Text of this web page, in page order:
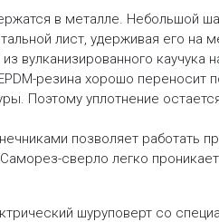
в металле. Небольшой
лист, удерживая его на
вулканизированного каучука
резина хорошо переносит
Поэтому уплотнение
позволяет работать
сверло легко
шуруповерт со